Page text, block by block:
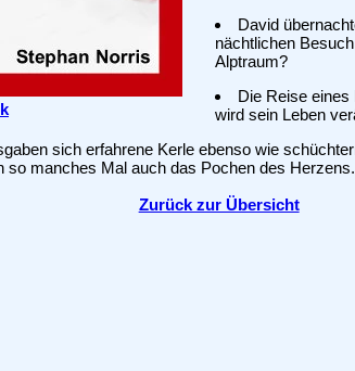
David
nächtlichen
Alptraum?
Die Reise eines
wird sein Leben
sich erfahrene Kerle ebenso wie
so manches Mal auch das Pochen des Herzens.
Zurück zur Übersicht